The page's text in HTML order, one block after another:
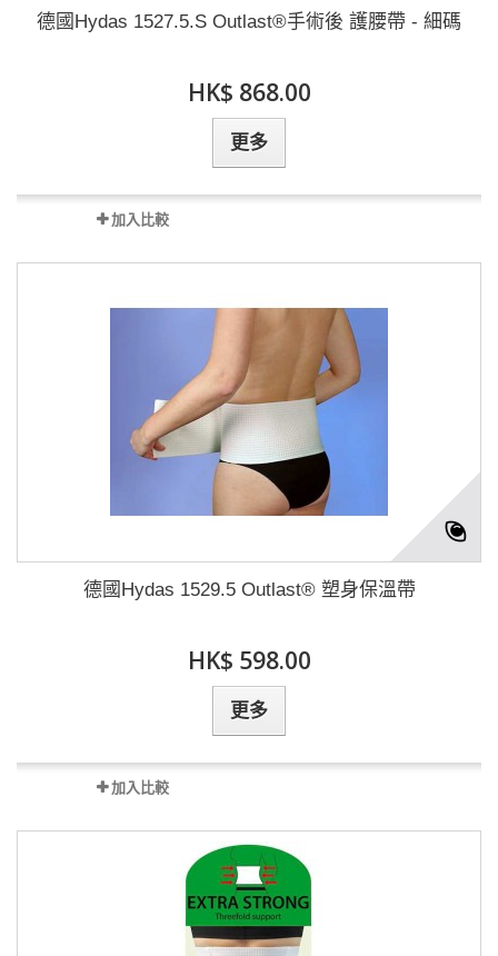
德國Hydas 1527.5.S Outlast®手術後 護腰帶 - 細碼
HK$ 868.00
更多
加入比較
德國Hydas 1529.5 Outlast® 塑身保溫帶
HK$ 598.00
更多
加入比較